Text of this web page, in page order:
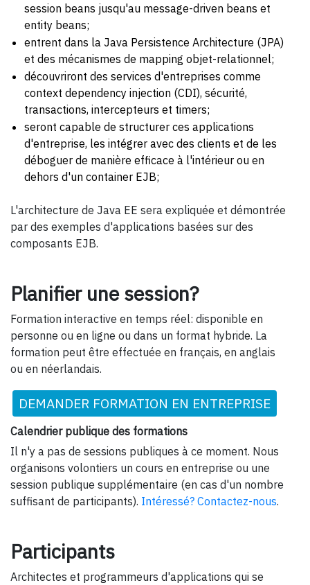
session beans jusqu'au message-driven beans et
entity beans;
entrent dans la Java Persistence Architecture (JPA)
et des mécanismes de mapping objet-relationnel;
découvriront des services d'entreprises comme
context dependency injection (CDI), sécurité,
transactions, intercepteurs et timers;
seront capable de structurer ces applications
d'entreprise, les intégrer avec des clients et de les
déboguer de manière efficace à l'intérieur ou en
dehors d'un container EJB;
L'architecture de Java EE sera expliquée et démontrée
par des exemples d'applications basées sur des
composants EJB.
Planifier une session?
Formation interactive en temps réel: disponible en
personne ou en ligne ou dans un format hybride. La
formation peut être effectuée en français, en anglais
ou en néerlandais.
DEMANDER FORMATION EN ENTREPRISE
Calendrier publique des formations
Il n'y a pas de sessions publiques à ce moment. Nous
organisons volontiers un cours en entreprise ou une
session publique supplémentaire (en cas d'un nombre
suffisant de participants). Intéressé? Contactez-nous.
Participants
Architectes et programmeurs d'applications qui se